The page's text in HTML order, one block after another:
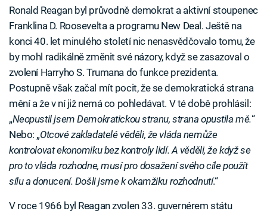
Ronald Reagan byl průvodně demokrat a aktivní stoupenec
Franklina D. Roosevelta a programu New Deal. Ještě na
konci 40. let minulého století nic nenasvědčovalo tomu, že
by mohl radikálně změnit své názory, když se zasazoval o
zvolení Harryho S. Trumana do funkce prezidenta.
Postupně však začal mít pocit, že se demokratická strana
mění a že v ní již nemá co pohledávat. V té době prohlásil:
„Neopustil jsem Demokratickou stranu, strana opustila mě.“
Nebo: „Otcové zakladatelé věděli, že vláda nemůže
kontrolovat ekonomiku bez kontroly lidí. A věděli, že když se
pro to vláda rozhodne, musí pro dosažení svého cíle použít
sílu a donucení. Došli jsme k okamžiku rozhodnutí.“
V roce 1966 byl Reagan zvolen 33. guvernérem státu